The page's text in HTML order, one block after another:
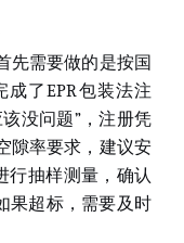
先需要做的是按国
了EPR包装法注
没问题”，注册凭
隙率要求，建议安
行抽样测量，确认
果超标，需要及时